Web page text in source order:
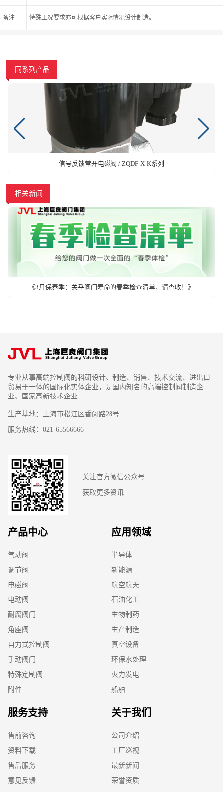
备注 特殊工况要求亦可根据客户实际情况设计制造。
同系列产品
信号反馈常开电磁阀 / ZQDF-X-K系列
相关新闻
《3月保养季：关乎阀门寿命的春季检查清单，请查收！》
专业从事高端控制阀的科研设计、制造、销售、技术交流、进出口
贸易于一体的国际化实体企业，是国内知名的高端控制阀制造企
业、国家高新技术企业...
生产基地：上海市松江区香闵路28号
服务热线：021-65566666
关注官方微信公众号
获取更多资讯
产品中心
气动阀
调节阀
电磁阀
电动阀
耐腐阀门
角座阀
自力式控制阀
手动阀门
特殊定制阀
附件
应用领域
半导体
新能源
航空航天
石油化工
生物制药
生产制造
真空设备
环保水处理
火力发电
船舶
服务支持
售前咨询
资料下载
售后服务
意见反馈
关于我们
公司介绍
工厂巡视
最新新闻
荣誉资质